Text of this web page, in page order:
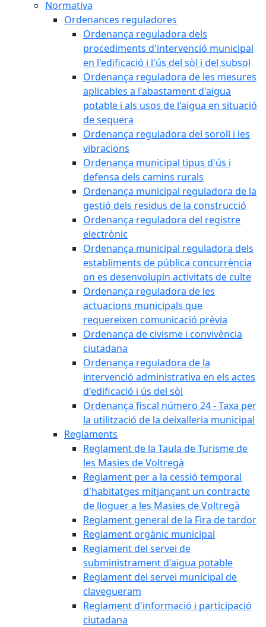
Normativa
Ordenances reguladores
Ordenança reguladora dels
procediments d'intervenció municipal
en l'edificació i l'ús del sòl i del subsol
Ordenança reguladora de les mesures
aplicables a l'abastament d'aigua
potable i als usos de l'aigua en situació
de sequera
Ordenança reguladora del soroll i les
vibracions
Ordenança municipal tipus d'ús i
defensa dels camins rurals
Ordenança municipal reguladora de la
gestió dels residus de la construcció
Ordenança reguladora del registre
electrònic
Ordenança municipal reguladora dels
establiments de pública concurrència
on es desenvolupin activitats de culte
Ordenança reguladora de les
actuacions municipals que
requereixen comunicació prèvia
Ordenança de civisme i convivència
ciutadana
Ordenança reguladora de la
intervenció administrativa en els actes
d'edificació i ús del sòl
Ordenança fiscal número 24 - Taxa per
la utilització de la deixalleria municipal
Reglaments
Reglament de la Taula de Turisme de
les Masies de Voltregà
Reglament per a la cessió temporal
d'habitatges mitjançant un contracte
de lloguer a les Masies de Voltregà
Reglament general de la Fira de tardor
Reglament orgànic municipal
Reglament del servei de
subministrament d'aigua potable
Reglament del servei municipal de
clavegueram
Reglament d'informació i participació
ciutadana